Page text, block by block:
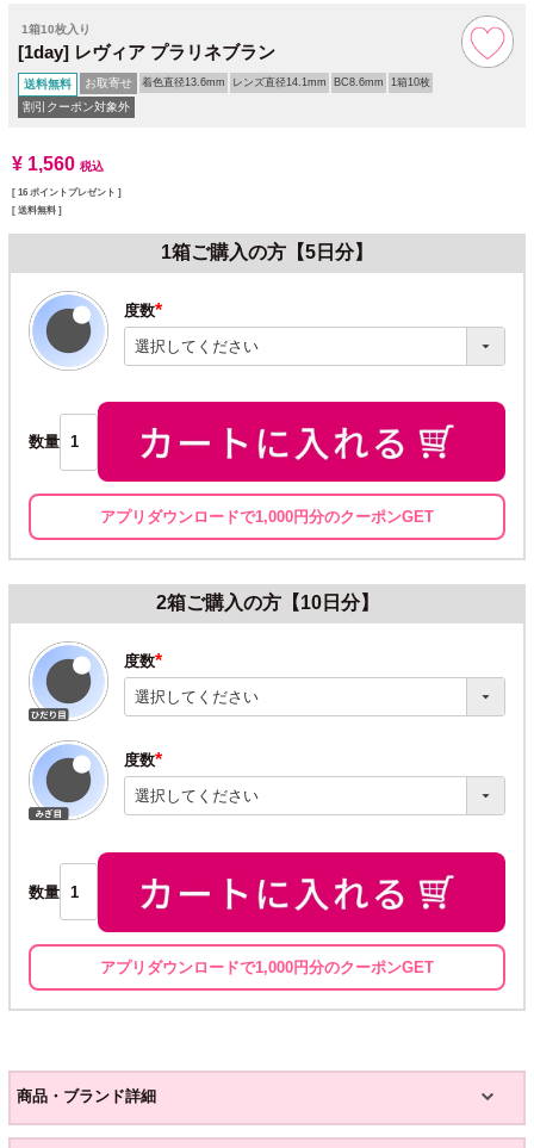
1箱10枚入り
[1day] レヴィア プラリネブラン
送料無料 お取寄せ 着色直径13.6mm レンズ直径14.1mm BC8.6mm 1箱10枚
割引クーポン対象外
¥ 1,560 税込
[ 16 ポイントプレゼント ]
送料無料
1箱ご購入の方【5日分】
度数
(必
須)
数量
アプリダウンロードで1,000円分のクーポンGET
2箱ご購入の方【10日分】
度数
(必
須)
度数
(必
須)
数量
アプリダウンロードで1,000円分のクーポンGET
商品・ブランド詳細